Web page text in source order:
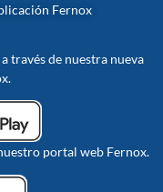
Fernox
través de nuestra nueva
portal web Fernox.